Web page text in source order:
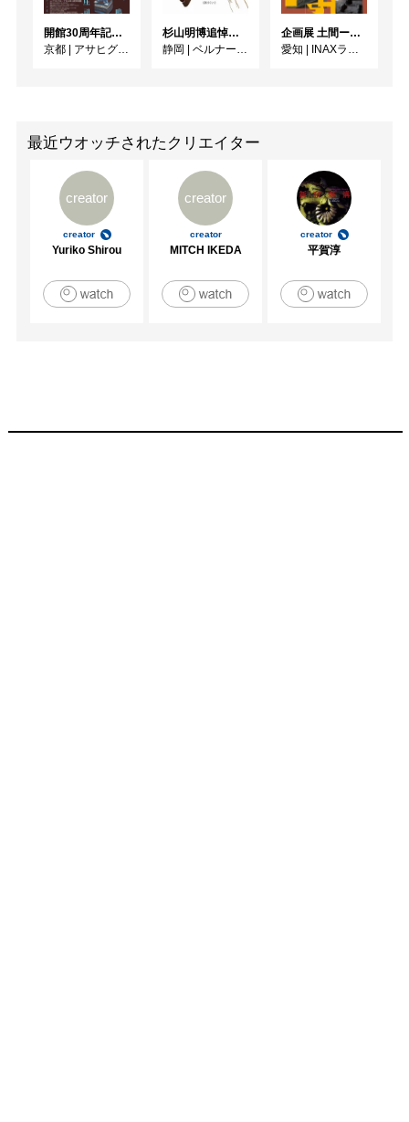
開館30周年記念 山本爲三郎・河井寬次郎没後60年記念 「共鳴 河井寬次郎 × 濱田庄司 ー山本爲三郎コレクションより」
京都 | アサヒグループ大山崎山荘美術館
杉山明博追悼展 木とわたし―木工の妙技と美術教育
静岡 | ベルナール・ビュフェ美術館
企画展 土間ーつくって、つかって、再発見ー
愛知 | INAXライブミュージアム
最近ウオッチされたクリエイター
creator
creator
Yuriko Shirou
creator
creator
MITCH IKEDA
creator
平賀淳